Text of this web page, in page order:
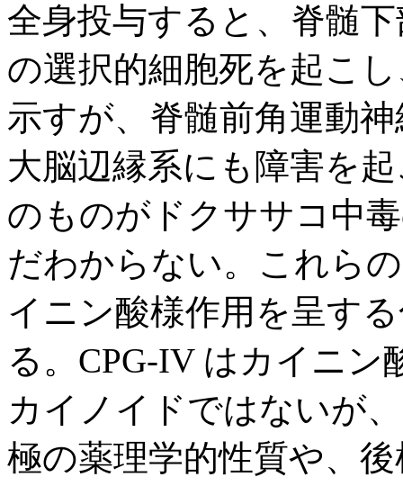
全身投与すると、脊髄
の選択的細胞死を起こ
示すが、脊髄前角運動
大脳辺縁系にも障害を
のものがドクササコ中
だわからない。これら
イニン酸様作用を呈す
る。CPG-IV はカイニ
カイノイドではないが
極の薬理学的性質や、